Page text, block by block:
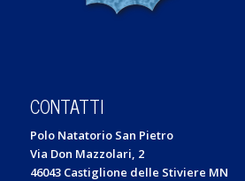
CONTATTI
Polo Natatorio San Pietro
Via Don Mazzolari, 2
46043 Castiglione delle Stiviere MN